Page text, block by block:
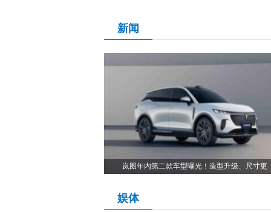
新闻
岚图年内第二款车型曝光！造型升级、尺寸更
娱体